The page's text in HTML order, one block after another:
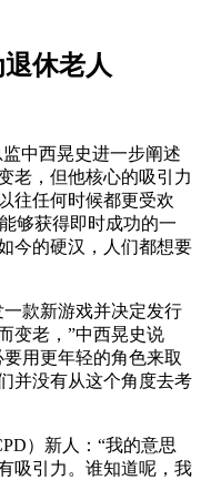
休老人
中西晃史进一步阐述
老，但他核心的吸引力
往任何时候都更受欢
够获得即时成功的一
今的硬汉，人们都想要
款新游戏并决定发行
变老，”中西晃史说
用更年轻的角色来取
并没有从这个角度去考
）新人：“我的意思
吸引力。谁知道呢，我